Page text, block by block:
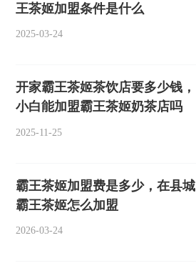
王茶姬加盟条件是什么
2025-03-24
开家霸王茶姬茶饮店要多少钱，
小白能加盟霸王茶姬奶茶店吗
2025-11-25
霸王茶姬加盟费是多少，在县城
霸王茶姬怎么加盟
2026-03-24